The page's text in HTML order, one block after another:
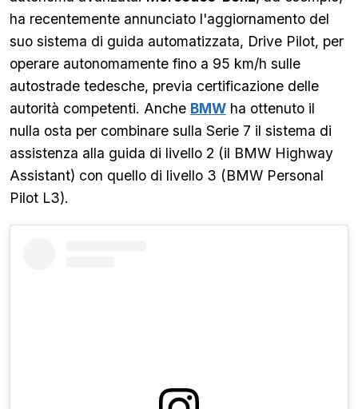
ha recentemente annunciato l'aggiornamento del
suo sistema di guida automatizzata, Drive Pilot, per
operare autonomamente fino a 95 km/h sulle
autostrade tedesche, previa certificazione delle
autorità competenti. Anche BMW ha ottenuto il
nulla osta per combinare sulla Serie 7 il sistema di
assistenza alla guida di livello 2 (il BMW Highway
Assistant) con quello di livello 3 (BMW Personal
Pilot L3).